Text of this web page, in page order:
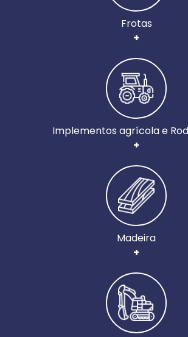
Frotas
+
Implementos agrícola e
+
Madeira
+